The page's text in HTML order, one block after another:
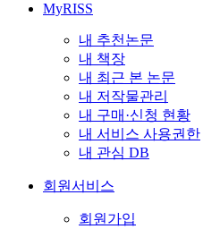
MyRISS
내 추천논문
내 책장
내 최근 본 논문
내 저작물관리
내 구매·신청 현황
내 서비스 사용권한
내 관심 DB
회원서비스
회원가입